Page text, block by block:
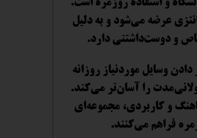
و استفاده روزمره است.
عرضه می‌شود و به دلیل
و دوست‌داشتنی دارد.
وسایل موردنیاز روزانه
را آسان‌تر می‌کند.
و کاربردی، مجموعه‌ای
فراهم می‌کنند.